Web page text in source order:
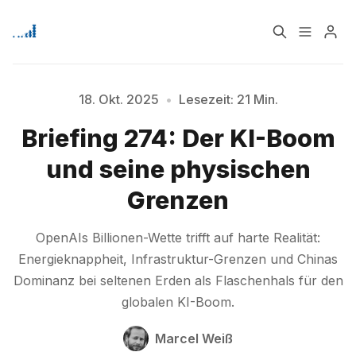
Signup
Bitte geben Sie mindestens 3 Zeichen ein
18. Okt. 2025 • Lesezeit: 21 Min.
Briefing 274: Der KI-Boom
und seine physischen
Grenzen
OpenAIs Billionen-Wette trifft auf harte Realität:
Energieknappheit, Infrastruktur-Grenzen und Chinas
Dominanz bei seltenen Erden als Flaschenhals für den
globalen KI-Boom.
Marcel Weiß